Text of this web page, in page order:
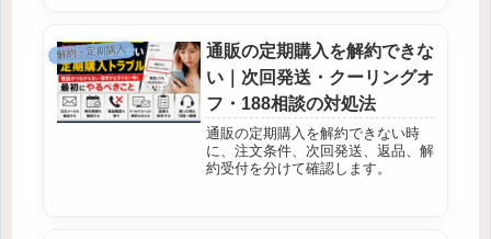
解約・定期購入
通販の定期購入を解約できな
い｜次回発送・クーリングオ
フ・188相談の対処法
通販の定期購入を解約できない時
に、注文条件、次回発送、返品、解
約受付を分けて確認します。